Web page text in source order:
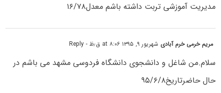
مدیریت آموزشی تربت داشته باشم معدل۱۶/۷۸
مریم خرمی خرم آبادی شهریور ۹, ۱۳۹۵ at ۸:۰۶ ق٫ظ - Reply
سلام.من شاغل و دانشجوی دانشگاه فردوسی مشهد می باشم در
حال حاضرتاریخ۹۵/۶/۸